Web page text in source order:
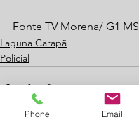
Fonte TV Morena/ G1 MS
Laguna Carapã
Policial
Phone Email